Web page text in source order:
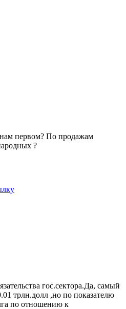
нам первом? По продажам
?
гос.сектора.Да, самый
трлн.долл ,но по показателю
по отношению к